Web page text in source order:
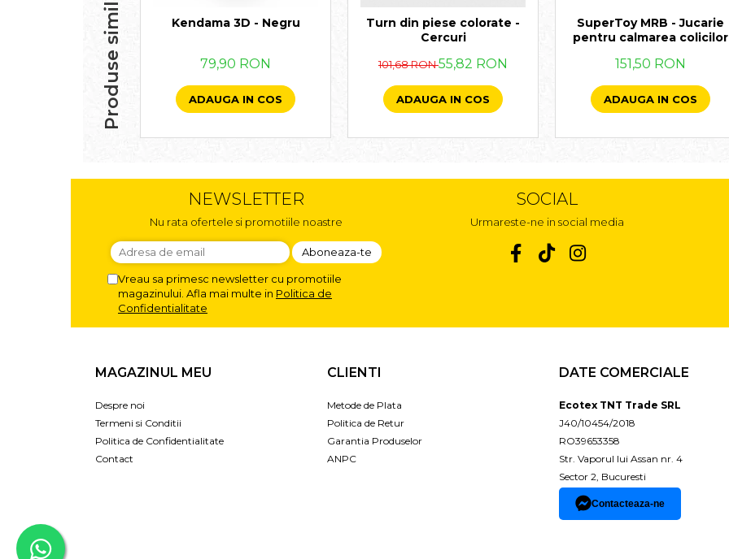
Produse similare Kendama 3D - Negru
79,90 RON
ADAUGA IN COS
Turn din piese colorate -
Cercuri
101,68 RON55,82 RON
ADAUGA IN COS
SuperToy MRB - Jucarie
pentru calmarea colicilor
151,50 RON
ADAUGA IN COS
NEWSLETTER
Nu rata ofertele si promotiile noastre
Vreau sa primesc newsletter cu promotiile
magazinului. Afla mai multe in Politica de
Confidentialitate
SOCIAL
Urmareste-ne in social media
MAGAZINUL MEU
Despre noi
Termeni si Conditii
Politica de Confidentialitate
Contact
CLIENTI
Metode de Plata
Politica de Retur
Garantia Produselor
ANPC
DATE COMERCIALE
Ecotex TNT Trade SRL
J40/10454/2018
RO39653358
Str. Vaporul lui Assan nr. 4
Sector 2, Bucuresti
Contacteaza-ne